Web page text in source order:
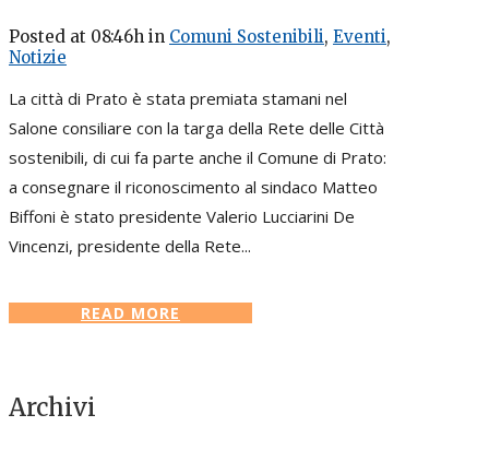
Posted at 08:46h in Comuni Sostenibili, Eventi,
Notizie
La città di Prato è stata premiata stamani nel
Salone consiliare con la targa della Rete delle Città
sostenibili, di cui fa parte anche il Comune di Prato:
a consegnare il riconoscimento al sindaco Matteo
Biffoni è stato presidente Valerio Lucciarini De
Vincenzi, presidente della Rete...
READ MORE
Archivi